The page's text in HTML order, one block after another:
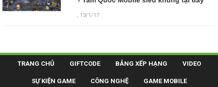
, 13/1/17
TRANG CHỦ GIFTCODE BẢNG XẾP HẠNG VIDEO
SỰ KIỆN GAME CÔNG NGHỆ GAME MOBILE